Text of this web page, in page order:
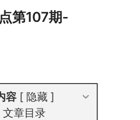
第107期-
容
隐藏
文章目录